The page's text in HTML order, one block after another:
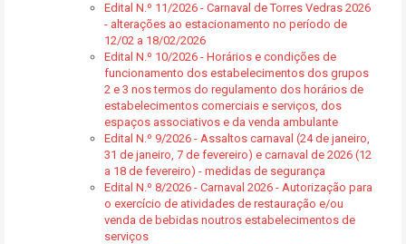
Edital N.º 11/2026 - Carnaval de Torres Vedras 2026
- alterações ao estacionamento no período de
12/02 a 18/02/2026
Edital N.º 10/2026 - Horários e condições de
funcionamento dos estabelecimentos dos grupos
2 e 3 nos termos do regulamento dos horários de
estabelecimentos comerciais e serviços, dos
espaços associativos e da venda ambulante
Edital N.º 9/2026 - Assaltos carnaval (24 de janeiro,
31 de janeiro, 7 de fevereiro) e carnaval de 2026 (12
a 18 de fevereiro) - medidas de segurança
Edital N.º 8/2026 - Carnaval 2026 - Autorização para
o exercício de atividades de restauração e/ou
venda de bebidas noutros estabelecimentos de
serviços